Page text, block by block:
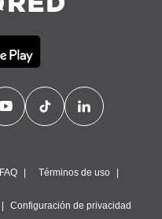
FAQ Términos de uso
Configuración de privacidad